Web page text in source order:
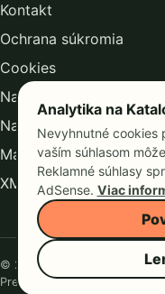
Kontakt
Ochrana súkromia
Cookies
Nastavenie analytiky
Nastavenie reklamných
Mapa kategórií
XML mapa webu
© 2026 KatalogObchodov.sk
Prevádzkuje Consultee, s. r. o.
Analytika na
Nevyhnutné cookies
vaším súhlasom
Reklamné súhlasy
AdSense. Viac